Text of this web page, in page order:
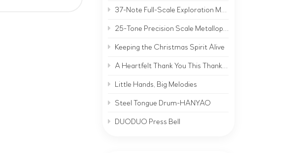
37-Note Full-Scale Exploration Metallophone | A Complete Musical World on Metal
25-Tone Precision Scale Metallophone | Hear the Clear, Bright Sound of Metal
Keeping the Christmas Spirit Alive
A Heartfelt Thank You This Thanksgiving
Little Hands, Big Melodies
Steel Tongue Drum-HANYAO
DUODUO Press Bell